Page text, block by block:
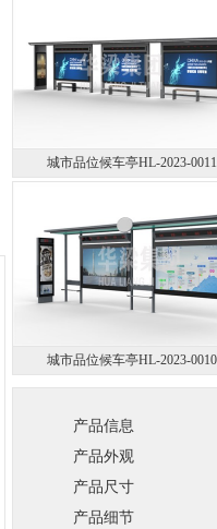
城市品位候车亭HL-2023-0011
城市品位候车亭HL-2023-0010
产品信息
产品外观
产品尺寸
产品细节